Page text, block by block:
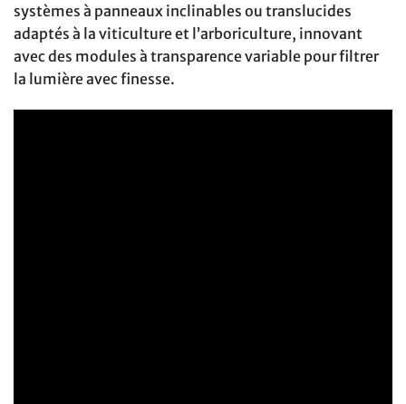
systèmes à panneaux inclinables ou translucides
adaptés à la viticulture et l’arboriculture, innovant
avec des modules à transparence variable pour filtrer
la lumière avec finesse.